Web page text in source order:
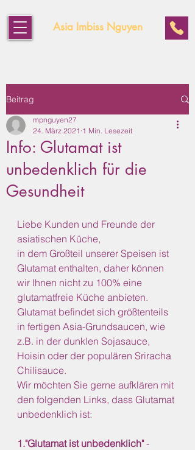
Asia Imbiss Nguyen
Beitrag
Info: Glutamat ist
unbedenklich für die
Gesundheit
mpnguyen27
24. März 2021 1 Min. Lesezeit
Liebe Kunden und Freunde der
asiatischen Küche,
in dem Großteil unserer Speisen ist
Glutamat enthalten, daher können
wir Ihnen nicht zu 100% eine
glutamatfreie Küche anbieten.
Glutamat befindet sich größtenteils
in fertigen Asia-Grundsaucen, wie
z.B. in der dunklen Sojasauce,
Hoisin oder der populären Sriracha
Chilisauce.
Wir möchten Sie gerne aufklären mit
den folgenden Links, dass Glutamat
unbedenklich ist:
1."Glutamat ist unbedenklich" -